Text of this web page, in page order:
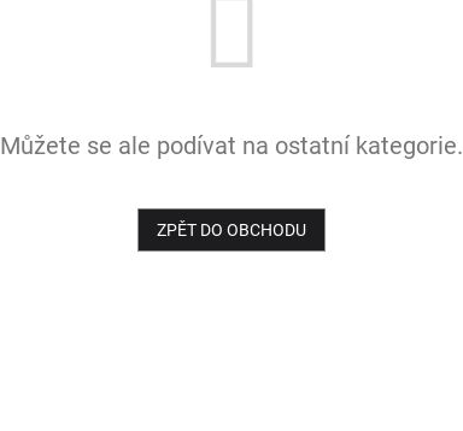
Můžete se ale podívat na ostatní kategorie.
ZPĚT DO OBCHODU